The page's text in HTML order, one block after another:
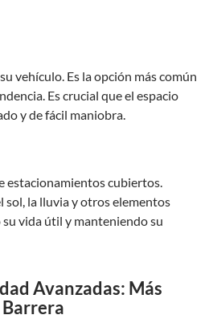
vehículo. Es la opción más común
Es crucial que el espacio
y de fácil maniobra.
estacionamientos cubiertos.
sol, la lluvia y otros elementos
vida útil y manteniendo su
Avanzadas: Más